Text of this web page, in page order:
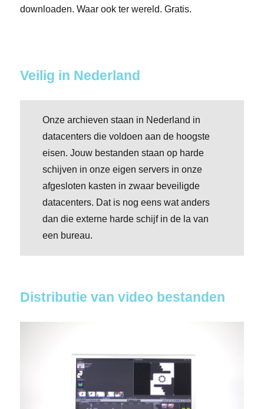
downloaden. Waar ook ter wereld. Gratis.
Veilig in Nederland
Onze archieven staan in Nederland in
datacenters die voldoen aan de hoogste
eisen. Jouw bestanden staan op harde
schijven in onze eigen servers in onze
afgesloten kasten in zwaar beveiligde
datacenters. Dat is nog eens wat anders
dan die externe harde schijf in de la van
een bureau.
Distributie van video bestanden